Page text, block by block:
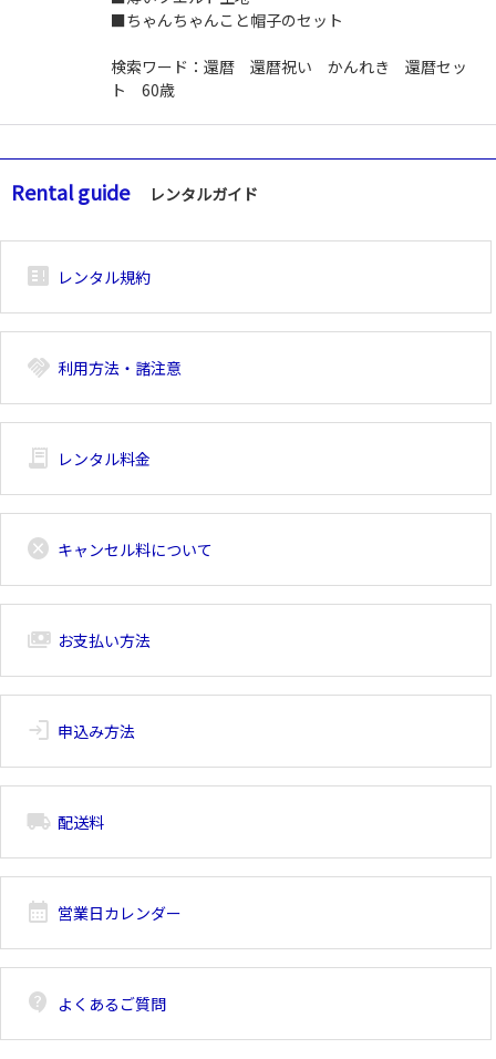
■ちゃんちゃんこと帽子のセット
検索ワード：還暦 還暦祝い かんれき 還暦セッ
ト 60歳
Rental guide レンタルガイド
breaking_news_alt_1 レンタル規約
handshake 利用方法・諸注意
receipt_long レンタル料金
cancel キャンセル料について
payments お支払い方法
login 申込み方法
local_shipping 配送料
calendar_month 営業日カレンダー
contact_support よくあるご質問